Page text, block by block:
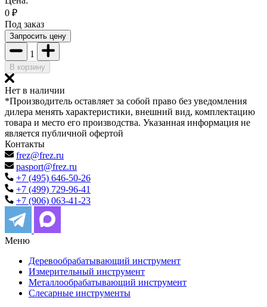
0 ₽
Под заказ
Запросить цену
1
В корзину
Нет в наличии
*Производитель оставляет за собой право без уведомления
дилера менять характеристики, внешний вид, комплектацию
товара и место его производства. Указанная информация не
является публичной офертой
Контакты
frez@frez.ru
pasport@frez.ru
+7 (495) 646-50-26
+7 (499) 729-96-41
+7 (906) 063-41-23
Меню
Деревообрабатывающий инструмент
Измерительный инструмент
Металлообрабатывающий инструмент
Слесарные инструменты